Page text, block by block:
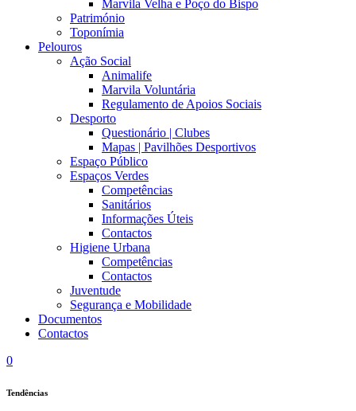
Marvila Velha e Poço do Bispo
Património
Toponímia
Pelouros
Ação Social
Animalife
Marvila Voluntária
Regulamento de Apoios Sociais
Desporto
Questionário | Clubes
Mapas | Pavilhões Desportivos
Espaço Público
Espaços Verdes
Competências
Sanitários
Informações Úteis
Contactos
Higiene Urbana
Competências
Contactos
Juventude
Segurança e Mobilidade
Documentos
Contactos
0
Tendências